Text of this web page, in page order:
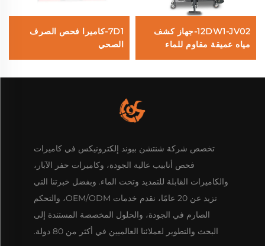
12DW1-JV02-جهاز كشف
مياه عميقة مقاوم للماء
7D1-كاميرا فحص الصرف
الصحي
تخصص شركة شنتشن بيوند إلكترونيكس في كاميرات
فحص أنابيب عالية الجودة، وكاميرات حفر الآبار،
والكاميرات القابلة للتمديد وتحت الماء. وبفضل خبرتنا التي
تزيد عن 20 عامًا، نقدم خدمات OEM/ODM، والتحكم
الصارم في الجودة، والحلول المخصصة المستندة إلى
البحث والتطوير لعملائنا العالميين في أكثر من 80 دولة.